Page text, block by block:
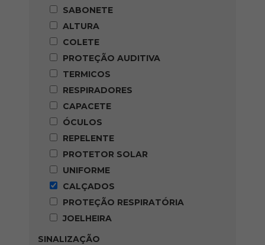
SABONETE
ALTURA
COLETE
PROTEÇÃO AUDITIVA
TERMICOS
RESPIRADORES
CAPACETE
ÓCULOS
REPELENTE
PROTETOR SOLAR
UNIFORME
CALÇADOS
PROTEÇÃO RESPIRATÓRIA
JOELHEIRA
SINALIZAÇÃO